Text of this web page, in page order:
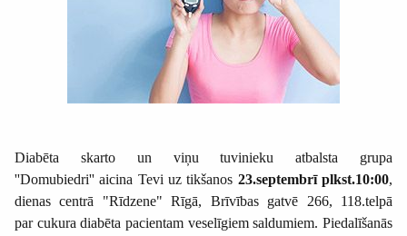
Diabēta skarto un viņu tuvinieku atbalsta grupa
''Domubiedri'' aicina Tevi uz tikšanos 23.septembrī plkst.10:00,
dienas centrā "Rīdzene" Rīgā, Brīvības gatvē 266, 118.telpā
par cukura diabēta pacientam veselīgiem saldumiem. Piedalīšanās